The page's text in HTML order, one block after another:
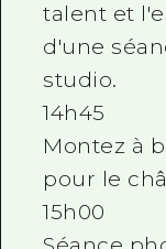
talent et
d'une
studio.
14h45
Montez à
pour le
15h00